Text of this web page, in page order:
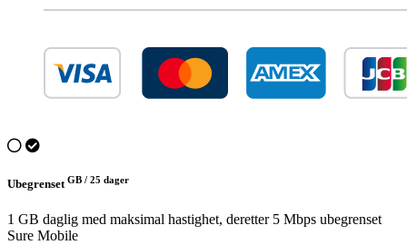
UbegrensetGB / 25 dager
1 GB daglig med maksimal hastighet, deretter 5 Mbps ubegrenset
Sure Mobile